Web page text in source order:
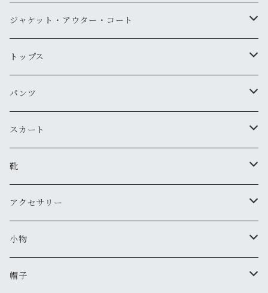
ジャケット・アウター・コート
デニムジャケット
古着
新品
レザージャケット
古着
新品
ミリタリージャケット
古着
新品
ダウンジャケット
古着
新品
スタジアムジャンバー
古着
新品
ワークジャケット
古着
コート
トップス
ニット・セーター
古着
新品
カーディガン
Tシャツ・カットソー（半袖・袖無し）
古着
新品
Tシャツ・カットソー（長袖・７分）
新品
古着
ポロシャツ
新品
シャツ（半袖）
パンツ
デニム・ジーンズ
古着
新品
ワークパンツ
新品
古着
ミリタリー・カーゴパンツ
新品
古着
チノパン
古着
ショートパンツ
スカート
古着
靴
スニーカー
ブーツ
古着
サンダル
アクセサリー
ネックレス
ブレスレット
小物
財布
帽子